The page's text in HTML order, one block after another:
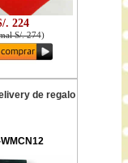
. 224
S/. 274)
de regalo
WMCN12